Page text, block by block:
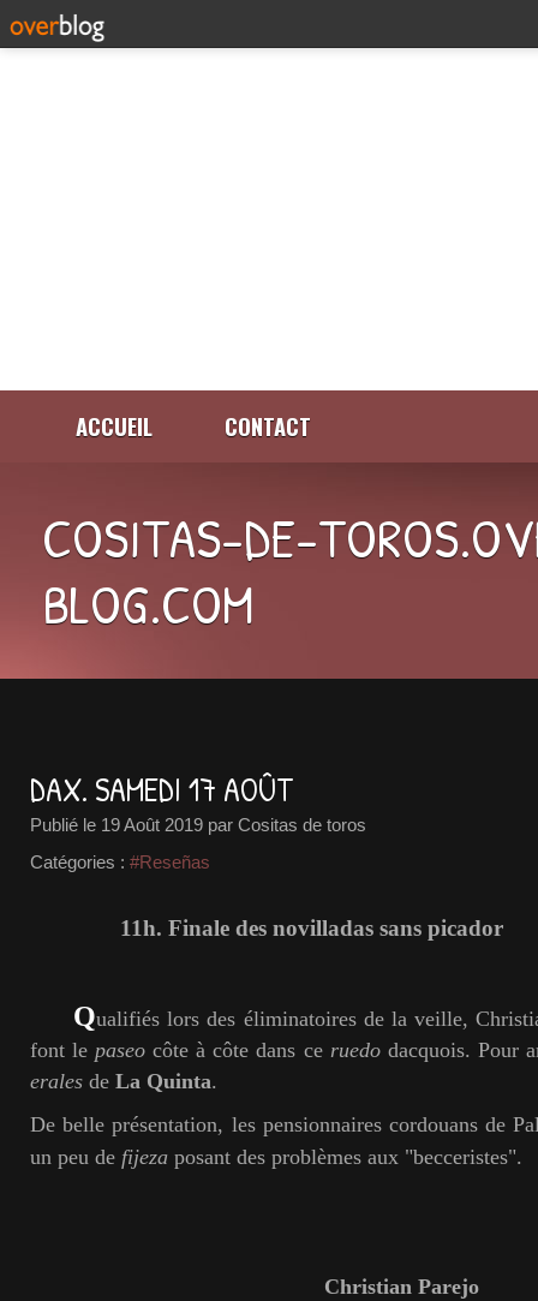
ACCUEIL CONTACT
COSITAS-DE-
BLOG.COM
DAX. SAMEDI 17 AOÛT
Publié le 19 Août 2019 par Cositas de toros
Catégories : #Reseñas
11h. Finale des novilladas sans picador
Qualifiés lors des éliminatoires de la veille,
font le paseo côte à côte dans ce ruedo dacquois. Pour
erales de La Quinta.
De belle présentation, les pensionnaires cordouans de
un peu de fijeza posant des problèmes aux "becceristes".
Christian Parejo